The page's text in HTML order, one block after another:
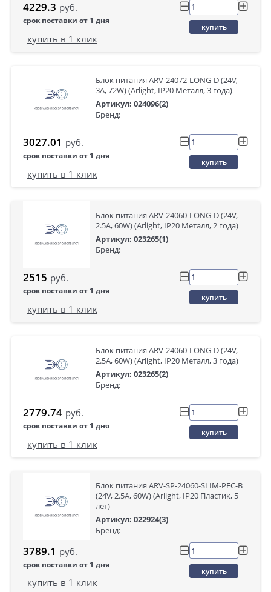
4229.3 руб.
срок поставки от 1 дня
купить
купить в 1 клик
Блок питания ARV-24072-LONG-D (24V,
3A, 72W) (Arlight, IP20 Металл, 3 года)
Артикул: 024096(2)
Бренд:
3027.01 руб.
срок поставки от 1 дня
купить
купить в 1 клик
Блок питания ARV-24060-LONG-D (24V,
2.5A, 60W) (Arlight, IP20 Металл, 2 года)
Артикул: 023265(1)
Бренд:
2515 руб.
срок поставки от 1 дня
купить
купить в 1 клик
Блок питания ARV-24060-LONG-D (24V,
2.5A, 60W) (Arlight, IP20 Металл, 3 года)
Артикул: 023265(2)
Бренд:
2779.74 руб.
срок поставки от 1 дня
купить
купить в 1 клик
Блок питания ARV-SP-24060-SLIM-PFC-B
(24V, 2.5A, 60W) (Arlight, IP20 Пластик, 5
лет)
Артикул: 022924(3)
Бренд:
3789.1 руб.
срок поставки от 1 дня
купить
купить в 1 клик